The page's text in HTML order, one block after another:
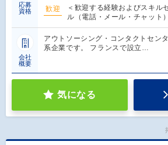
応募
資格
歓迎
＜歓迎する経験およびスキル
ル（電話・メール・チャット
会社
概要
アウトソーシング・コンタクトセン
系企業です。 フランスで設立…
気になる